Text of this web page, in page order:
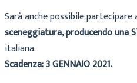
Sarà anche possibile partecipare
sceneggiatura, producendo una
italiana.
Scadenza: 3 GENNAIO 2021.